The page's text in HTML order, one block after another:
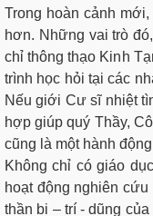
Trong hoàn cảnh
hơn. Những vai trò
chỉ thông thạo Kinh
trình học hỏi tại các
Nếu giới Cư sĩ nhiệt
hợp giúp quý Thầy,
cũng là một hành
Không chỉ có giáo
hoạt động nghiên
thần bi – trí - dũng